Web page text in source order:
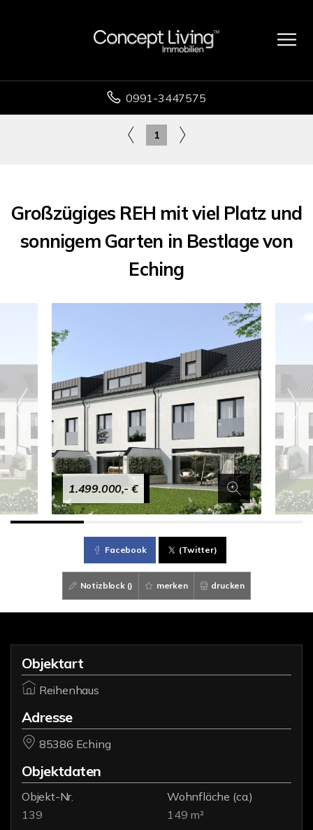
0991-3447575
1
Großzügiges REH mit viel Platz und
sonnigem Garten in Bestlage von
Eching
1.499.000,- €
Facebook (Twitter)
Notizblock () merken drucken
Objektart
Reihenhaus
Adresse
85386 Eching
Objektdaten
Objekt-Nr.
139
Wohnfläche (ca.)
149 m²